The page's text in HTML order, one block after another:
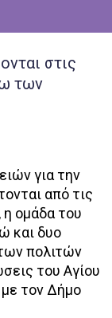
στις
των
για την
από τις
η ομάδα του
και δυο
πολιτών
του Αγίου
τον Δήμο